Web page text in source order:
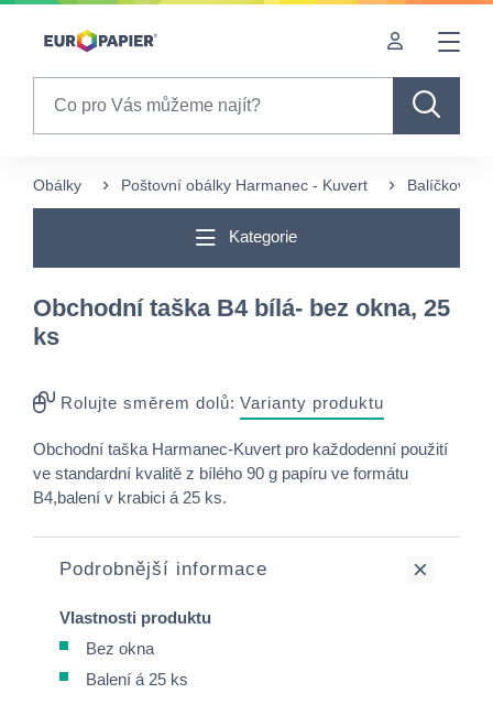
Table Of Content
Obálky Poštovní obálky Harmanec - Kuvert
Kategorie
Obchodní taška B4 bílá- bez okna, 25
ks
Rolujte směrem dolů: Varianty produktu
Obchodní taška Harmanec-Kuvert pro každodenní použití
ve standardní kvalitě z bílého 90 g papíru ve formátu
B4,balení v krabici á 25 ks.
Podrobnější informace
Vlastnosti produktu
Bez okna
Balení á 25 ks